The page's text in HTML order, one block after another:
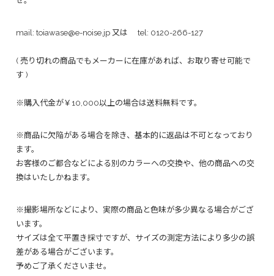
mail: toiawase@e-noise.jp 又は tel: 0120-266-127
( 売り切れの商品でもメーカーに在庫があれば、お取り寄せ可能で
す )
※購入代金が￥10,000以上の場合は送料無料です。
※商品に欠陥がある場合を除き、基本的に返品は不可となっており
ます。
お客様のご都合などによる別のカラーへの交換や、他の商品への交
換はいたしかねます。
※撮影場所などにより、実際の商品と色味が多少異なる場合がござ
います。
サイズは全て平置き採寸ですが、サイズの測定方法により多少の誤
差がある場合がございます。
予めご了承くださいませ。